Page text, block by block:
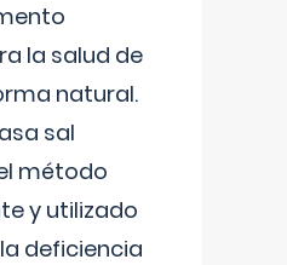
la salud de
natural.
sal
método
y utilizado
deficiencia